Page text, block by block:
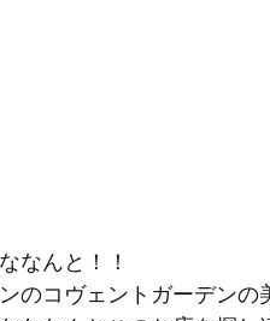
なんと！！
のコヴェントガーデン